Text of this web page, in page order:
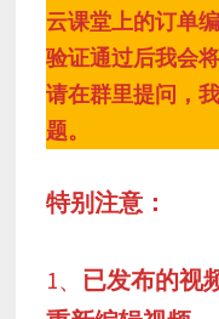
云课堂上的订单
验证通过后我会
请在群里提问，
题。
特别注意：
1、 已发布的视